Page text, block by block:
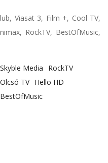
Viasat 3, Film +, Cool TV,
RockTV, BestOfMusic,
Skyble Media
RockTV
Olcsó TV Hello HD
BestOfMusic